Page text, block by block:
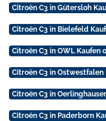
Citroën C3 in Gütersloh
Citroën C3 in Bielefeld
Citroën C3 in OWL Kaufen
Citroën C3 in Ostwestfalen
Citroën C3 in
Citroën C3 in Paderborn